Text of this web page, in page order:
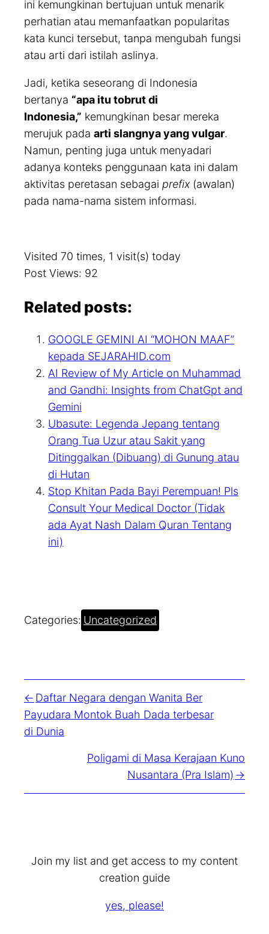
ini kemungkinan bertujuan untuk menarik
perhatian atau memanfaatkan popularitas
kata kunci tersebut, tanpa mengubah fungsi
atau arti dari istilah aslinya.
Jadi, ketika seseorang di Indonesia
bertanya “apa itu tobrut di
Indonesia,” kemungkinan besar mereka
merujuk pada arti slangnya yang vulgar.
Namun, penting juga untuk menyadari
adanya konteks penggunaan kata ini dalam
aktivitas peretasan sebagai prefix(awalan)
pada nama-nama sistem informasi.
Visited 70 times, 1 visit(s) today
Post Views: 92
Related posts:
GOOGLE GEMINI AI “MOHON MAAF”
kepada SEJARAHID.com
AI Review of My Article on Muhammad
and Gandhi: Insights from ChatGpt and
Gemini
Ubasute: Legenda Jepang tentang
Orang Tua Uzur atau Sakit yang
Ditinggalkan (Dibuang) di Gunung atau
di Hutan
Stop Khitan Pada Bayi Perempuan! Pls
Consult Your Medical Doctor (Tidak
ada Ayat Nash Dalam Quran Tentang
ini)
Categories: Uncategorized
Daftar Negara dengan Wanita Ber
Payudara Montok Buah Dada terbesar
di Dunia
Poligami di Masa Kerajaan Kuno
Nusantara (Pra Islam)
Join my list and get access to my content
creation guide
yes, please!